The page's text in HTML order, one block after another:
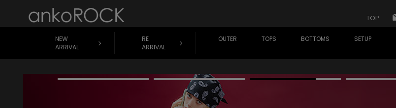
TOP
NEW
ARRIVAL
RE
ARRIVAL
OUTER TOPS BOTTOMS SETUP